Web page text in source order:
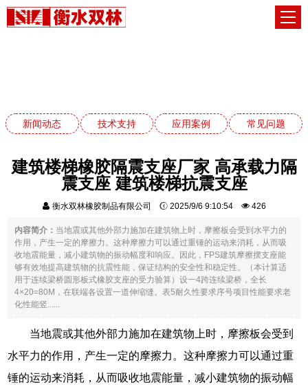
新闻动态 技术支持 应用案例 常见问题
建筑楼梯橡胶隔震支座厂家 高承载力隔
震支座 建筑楼梯抗震支座
衡水双林橡胶制品有限公司 2025/9/6 9:10:54 426
内容简介： 当地震或其他外部力施加在建筑物上时，摩擦板会受到水平力的
作用，产生一定的摩擦力。这种摩擦力可以通过重锤的运动来消耗，从而吸
收地震能量，减小建筑物的振动幅度和响应。因此，FPS建筑摩擦摆支座能
够有效地提高建筑物的抗震性能，保证结构的安全性和稳定性。（本计算适
用于连续梁桥圆形板式橡胶支座的受力验算）设一4跨连续梁桥，全长
4×20=80M，在联端各设置一道伸缩缝。表5耐久性要求序号项目性能要求老
化性能竖......
当地震或其他外部力施加在建筑物上时，摩擦板会受到
水平力的作用，产生一定的摩擦力。这种摩擦力可以通过重
锤的运动来消耗，从而吸收地震能量，减小建筑物的振动幅